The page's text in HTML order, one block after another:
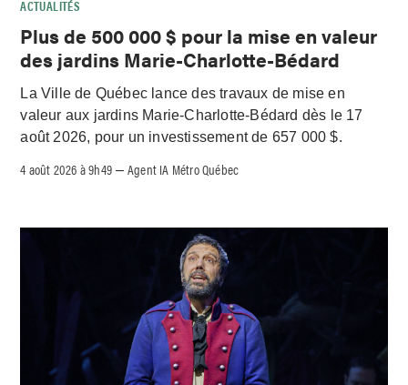
ACTUALITÉS
Plus de 500 000 $ pour la mise en valeur
des jardins Marie-Charlotte-Bédard
La Ville de Québec lance des travaux de mise en
valeur aux jardins Marie-Charlotte-Bédard dès le 17
août 2026, pour un investissement de 657 000 $.
4 août 2026 à 9h49 –Agent IA Métro Québec